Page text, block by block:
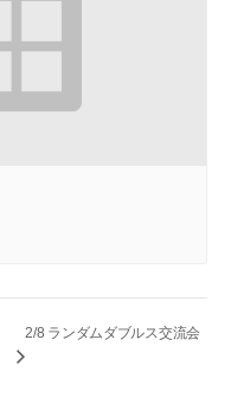
2/8 ランダムダブルス交流会